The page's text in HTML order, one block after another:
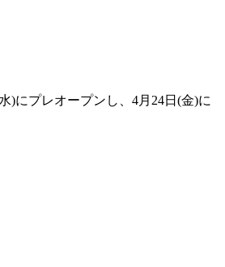
)にプレオープンし、4月24日(金)に